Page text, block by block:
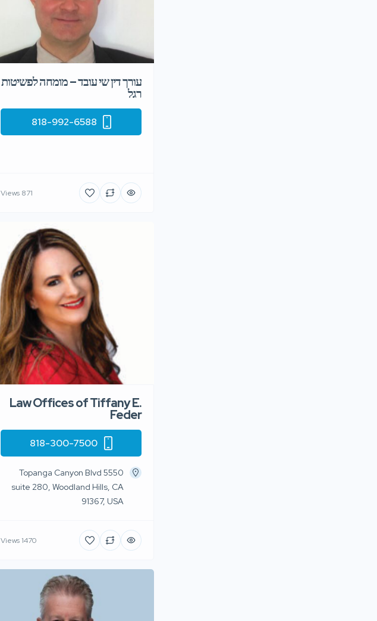
עורך דין שי עובד – מומחה לפשיטות
רגל
818-992-6588
871 Views
Law Offices of Tiffany E.
Feder
818-300-7500
5550 Topanga Canyon Blvd
suite 280, Woodland Hills, CA
91367, USA
1470 Views